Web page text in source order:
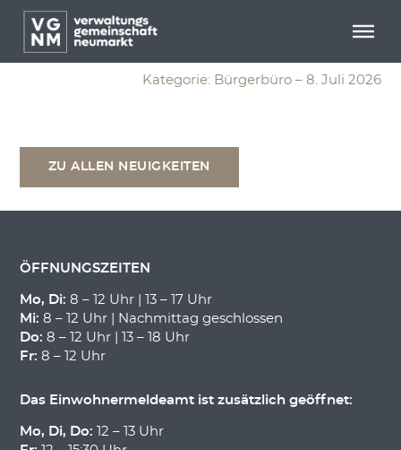
Menü überspringen
Menü überspringen
Reisepass
Kategorie: Bürgerbüro – 8. Juli 2026
ZU ALLEN NEUIGKEITEN
ÖFFNUNGSZEITEN
Mo, Di: 8 – 12 Uhr | 13 – 17 Uhr
Mi: 8 – 12 Uhr | Nachmittag geschlossen
Do: 8 – 12 Uhr | 13 – 18 Uhr
Fr: 8 – 12 Uhr
Das Einwohnermeldeamt ist zusätzlich geöffnet:
Mo, Di, Do: 12 – 13 Uhr